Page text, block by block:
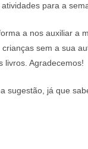
para a
forma a nos auxiliar a
sem a sua
livros. Agradecemos!
sugestão, já que